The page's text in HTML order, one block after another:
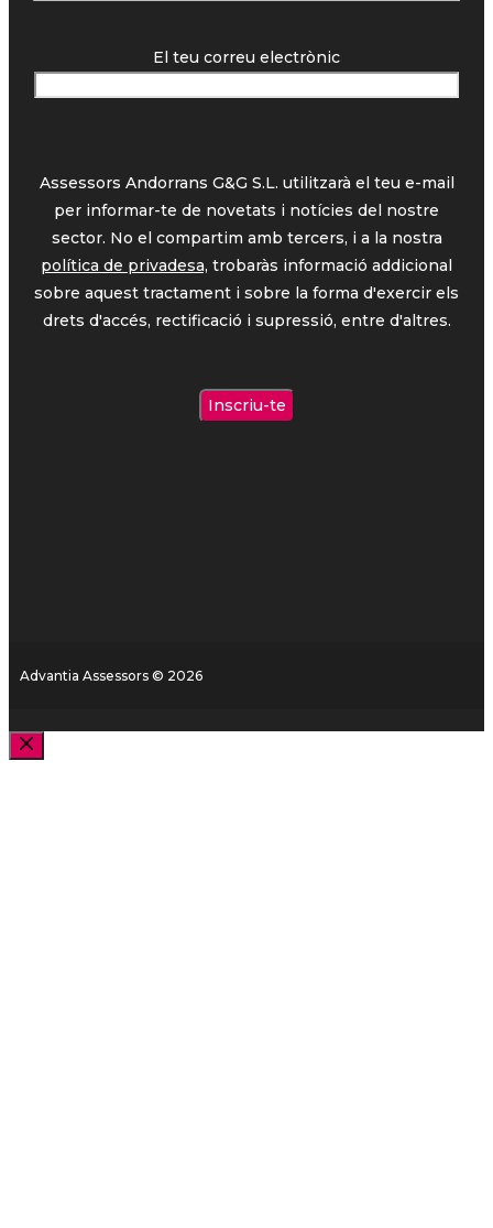
El teu correu electrònic
Assessors Andorrans G&G S.L. utilitzarà el teu e-mail
per informar-te de novetats i notícies del nostre
sector. No el compartim amb tercers, i a la nostra
política de privadesa, trobaràs informació addicional
sobre aquest tractament i sobre la forma d'exercir els
drets d'accés, rectificació i supressió, entre d'altres.
Advantia Assessors © 2026
Close